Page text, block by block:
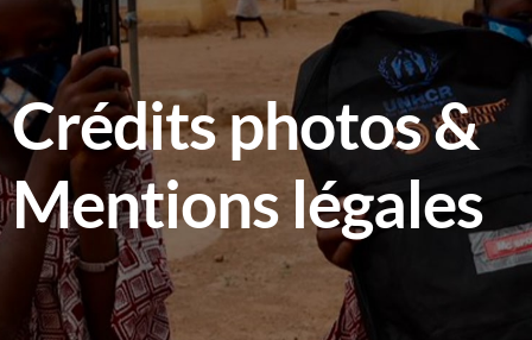
Crédits photos &
Mentions légales